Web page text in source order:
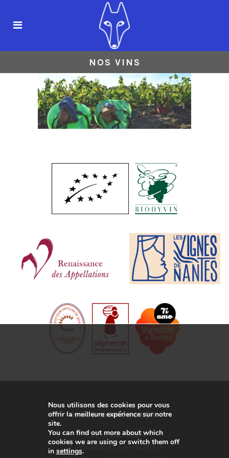
NOS VINS
NOUS CONTACTER
Les Brandières,
3 Impasse du Fief du Breil
Nous utilisons des cookies pour vous
offrir la meilleure expérience sur notre
site.
You can find out more about which
cookies we are using or switch them off
in settings.